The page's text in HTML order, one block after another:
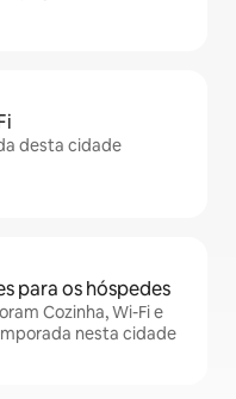
desta cidade
para os hóspedes
Cozinha, Wi-Fi e
nesta cidade